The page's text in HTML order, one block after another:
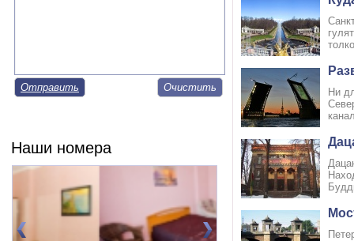
Отправить
Наши номера
Ни